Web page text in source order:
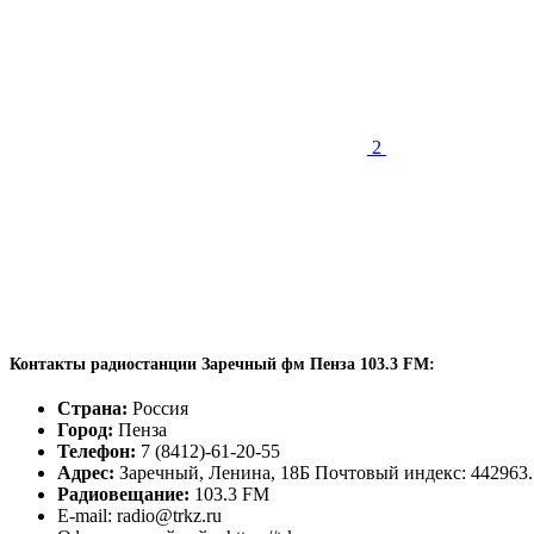
2
Контакты радиостанции Заречный фм Пенза 103.3 FM:
Страна: Россия
Город: Пенза
Телефон: 7 (8412)-61-20-55
Адрес: Заречный, Ленина, 18Б Почтовый индекс: 442963.
Радиовещание: 103.3 FM
E-mail: radio@trkz.ru